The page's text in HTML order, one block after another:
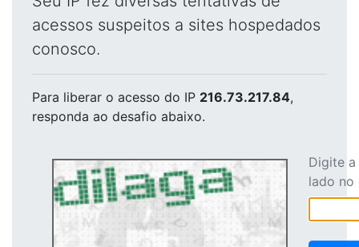
acessos suspeitos a sites hospedados
conosco.
Para liberar o acesso do IP 216.73.217.84,
responda ao desafio abaixo.
Digite
lado no